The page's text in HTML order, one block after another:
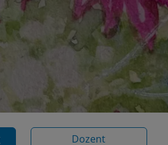
Dozent